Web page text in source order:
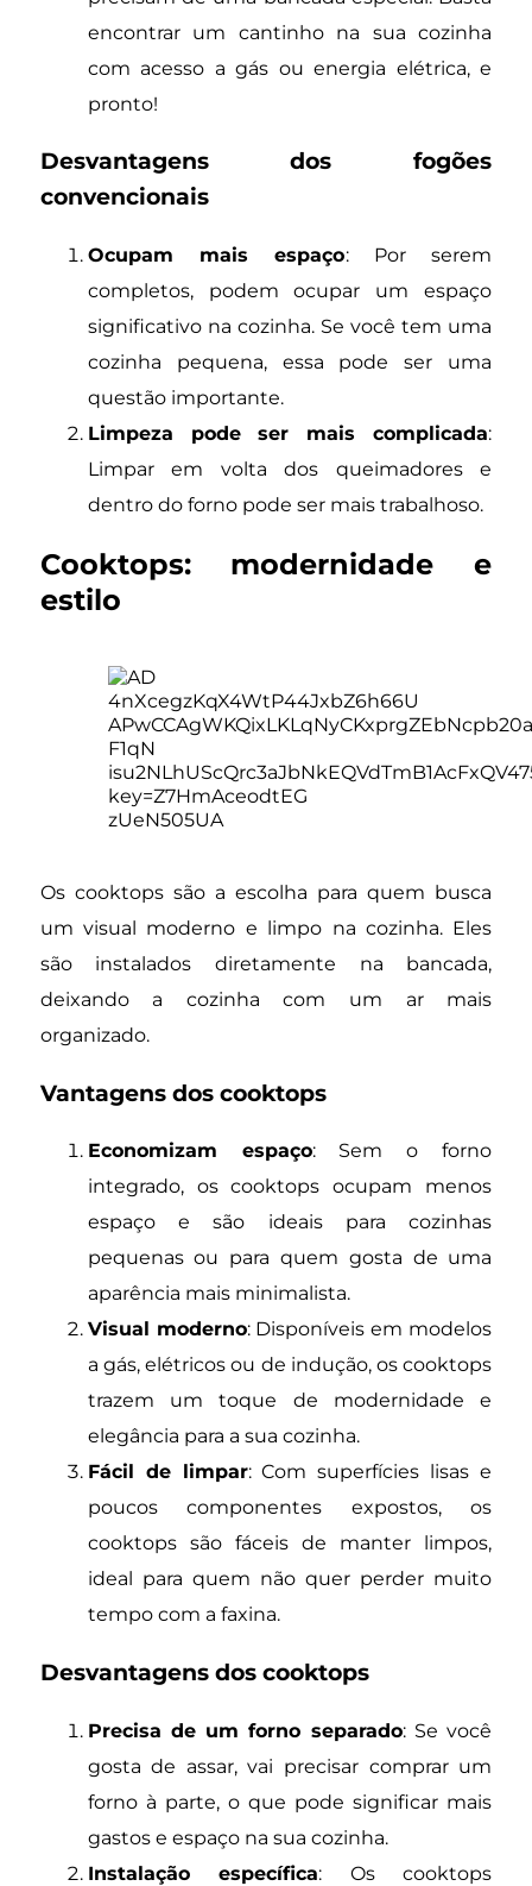
encontrar um cantinho na sua cozinha
com acesso a gás ou energia elétrica, e
pronto!
Desvantagens dos fogões
convencionais
Ocupam mais espaço: Por serem
completos, podem ocupar um espaço
significativo na cozinha. Se você tem uma
cozinha pequena, essa pode ser uma
questão importante.
Limpeza pode ser mais complicada:
Limpar em volta dos queimadores e
dentro do forno pode ser mais trabalhoso.
Cooktops: modernidade e
estilo
Os cooktops são a escolha para quem busca
um visual moderno e limpo na cozinha. Eles
são instalados diretamente na bancada,
deixando a cozinha com um ar mais
organizado.
Vantagens dos cooktops
Economizam espaço: Sem o forno
integrado, os cooktops ocupam menos
espaço e são ideais para cozinhas
pequenas ou para quem gosta de uma
aparência mais minimalista.
Visual moderno: Disponíveis em modelos
a gás, elétricos ou de indução, os cooktops
trazem um toque de modernidade e
elegância para a sua cozinha.
Fácil de limpar: Com superfícies lisas e
poucos componentes expostos, os
cooktops são fáceis de manter limpos,
ideal para quem não quer perder muito
tempo com a faxina.
Desvantagens dos cooktops
Precisa de um forno separado: Se você
gosta de assar, vai precisar comprar um
forno à parte, o que pode significar mais
gastos e espaço na sua cozinha.
Instalação específica: Os cooktops